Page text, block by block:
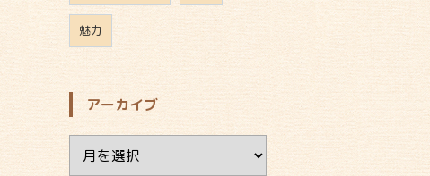
魅力
アーカイブ